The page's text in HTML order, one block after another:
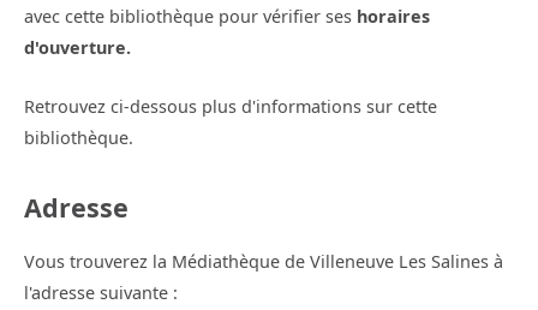
avec cette bibliothèque pour vérifier ses horaires
d'ouverture.
Retrouvez ci-dessous plus d'informations sur cette
bibliothèque.
Adresse
Vous trouverez la Médiathèque de Villeneuve Les Salines à
l'adresse suivante :